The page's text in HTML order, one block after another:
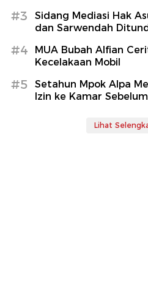
#3
Sidang Mediasi Hak
dan Sarwendah
#4
MUA Bubah Alfian
Kecelakaan Mobil
#5
Setahun Mpok Alpa
Izin ke Kamar
Lihat